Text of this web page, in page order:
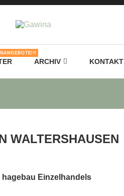
ARCHIV KONTAKT
WALTERSHAUSEN
Einzelhandels